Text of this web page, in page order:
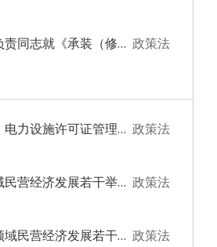
国家能源局有关负责同志就《承装（修、试）电力设施许可证管理办法》答记者问 政策法
《承装（修、试）电力设施许可证管理办法》 2025年第30号令 政策法
关于促进能源领域民营经济发展若干举措的通知 政策法
《关于促进能源领域民营经济发展若干举措的通知》政策解读 政策法